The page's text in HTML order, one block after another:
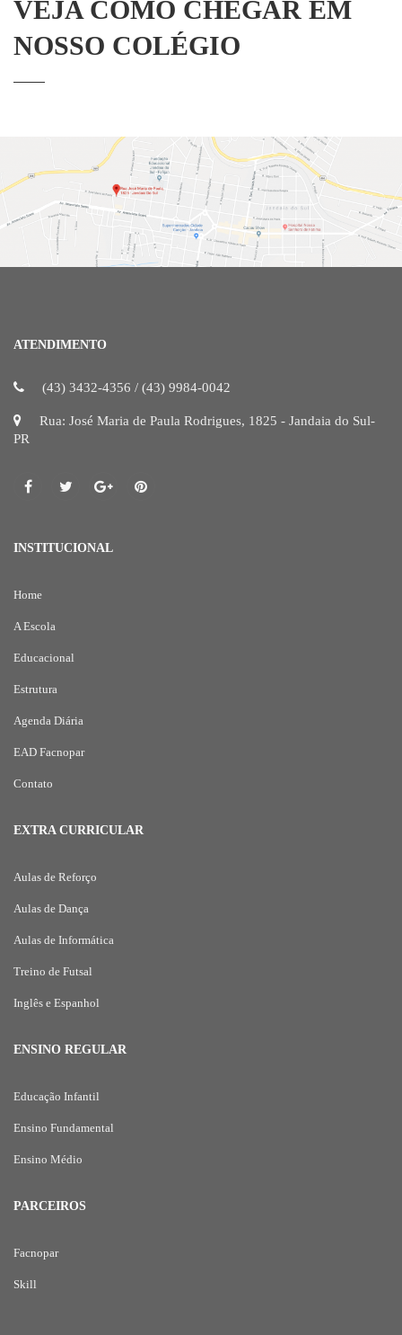
VEJA COMO CHEGAR EM
NOSSO COLÉGIO
ATENDIMENTO
(43) 3432-4356 / (43) 9984-0042
Rua: José Maria de Paula Rodrigues, 1825 - Jandaia do Sul-
PR
INSTITUCIONAL
Home
A Escola
Educacional
Estrutura
Agenda Diária
EAD Facnopar
Contato
EXTRA CURRICULAR
Aulas de Reforço
Aulas de Dança
Aulas de Informática
Treino de Futsal
Inglês e Espanhol
ENSINO REGULAR
Educação Infantil
Ensino Fundamental
Ensino Médio
PARCEIROS
Facnopar
Skill